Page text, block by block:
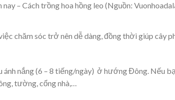
– Cách trồng hoa hồng leo (Nguồn:
chăm sóc trở nên dễ dàng, đồng thời giúp cây
ánh nắng (6 – 8 tiếng/ngày) ở hướng Đông. Nếu
tường, cổng nhà,…